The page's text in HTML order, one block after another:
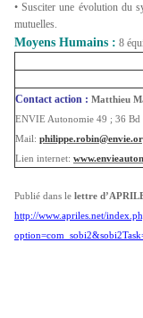
• Susciter une évolution du
mutuelles.
Moyens Humains : 8
Contact action : Matthieu
ENVIE Autonomie 49 ; 36 Bd
Mail:
Lien internet:
Publié dans le lettre
http://www.apriles.net/